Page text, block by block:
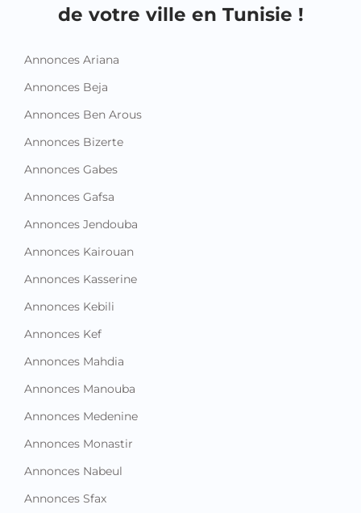
Annonces Beja
Annonces Ben Arous
Annonces Bizerte
Annonces Gabes
Annonces Gafsa
Annonces Jendouba
Annonces Kairouan
Annonces Kasserine
Annonces Kebili
Annonces Kef
Annonces Mahdia
Annonces Manouba
Annonces Medenine
Annonces Monastir
Annonces Nabeul
Annonces Sfax
Annonces Sidi Bouzid